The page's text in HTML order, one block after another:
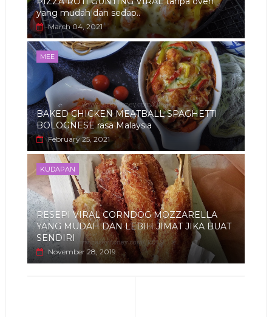
yang mudah dan sedap..
March 04, 2021
MEE
BAKED CHICKEN MEATBALL SPAGHETTI
BOLOGNESE rasa Malaysia
February 25, 2021
KUDAPAN
RESEPI VIRAL CORNDOG MOZZARELLA
YANG MUDAH DAN LEBIH JIMAT JIKA BUAT
SENDIRI
November 28, 2019